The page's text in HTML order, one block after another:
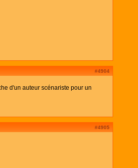
#4904
d'un auteur scénariste pour un
#4905